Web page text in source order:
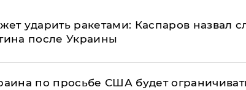
ударить ракетами: Каспаров назвал
после Украины
по просьбе США будет